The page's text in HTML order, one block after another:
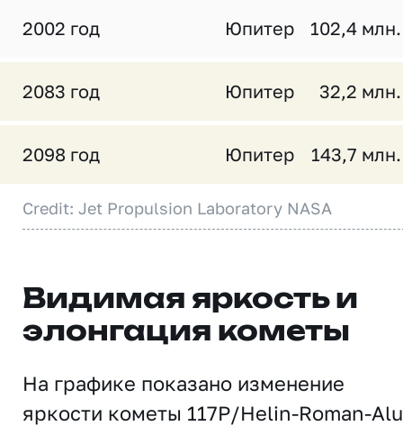
2002 год Юпитер 102,4
2083 год Юпитер 32,2
2098 год Юпитер 143,7
Credit: Jet Propulsion Laboratory NASA
Видимая яркость и
элонгация кометы
На графике показано изменение
яркости кометы 117P/Helin-Roman-Alu